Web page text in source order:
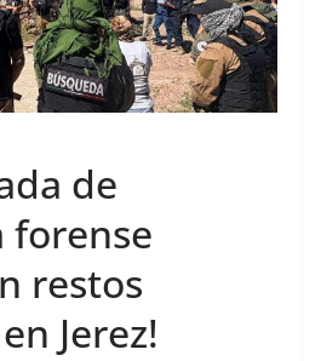
de
forense
restos
Jerez!